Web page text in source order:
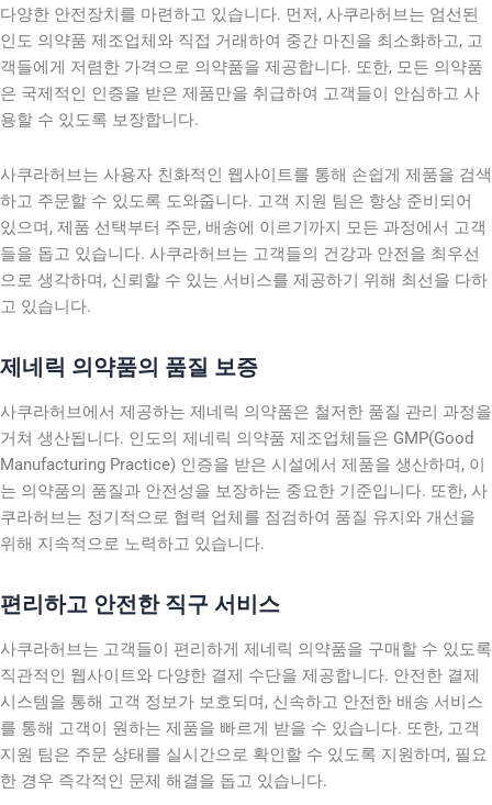
다양한 안전장치를 마련하고 있습니다. 먼저, 사쿠라허브는 엄선된
인도 의약품 제조업체와 직접 거래하여 중간 마진을 최소화하고, 고
객들에게 저렴한 가격으로 의약품을 제공합니다. 또한, 모든 의약품
은 국제적인 인증을 받은 제품만을 취급하여 고객들이 안심하고 사
용할 수 있도록 보장합니다.
사쿠라허브는 사용자 친화적인 웹사이트를 통해 손쉽게 제품을 검색
하고 주문할 수 있도록 도와줍니다. 고객 지원 팀은 항상 준비되어
있으며, 제품 선택부터 주문, 배송에 이르기까지 모든 과정에서 고객
들을 돕고 있습니다. 사쿠라허브는 고객들의 건강과 안전을 최우선
으로 생각하며, 신뢰할 수 있는 서비스를 제공하기 위해 최선을 다하
고 있습니다.
제네릭 의약품의 품질 보증
사쿠라허브에서 제공하는 제네릭 의약품은 철저한 품질 관리 과정을
거쳐 생산됩니다. 인도의 제네릭 의약품 제조업체들은 GMP(Good
Manufacturing Practice) 인증을 받은 시설에서 제품을 생산하며, 이
는 의약품의 품질과 안전성을 보장하는 중요한 기준입니다. 또한, 사
쿠라허브는 정기적으로 협력 업체를 점검하여 품질 유지와 개선을
위해 지속적으로 노력하고 있습니다.
편리하고 안전한 직구 서비스
사쿠라허브는 고객들이 편리하게 제네릭 의약품을 구매할 수 있도록
직관적인 웹사이트와 다양한 결제 수단을 제공합니다. 안전한 결제
시스템을 통해 고객 정보가 보호되며, 신속하고 안전한 배송 서비스
를 통해 고객이 원하는 제품을 빠르게 받을 수 있습니다. 또한, 고객
지원 팀은 주문 상태를 실시간으로 확인할 수 있도록 지원하며, 필요
한 경우 즉각적인 문제 해결을 돕고 있습니다.